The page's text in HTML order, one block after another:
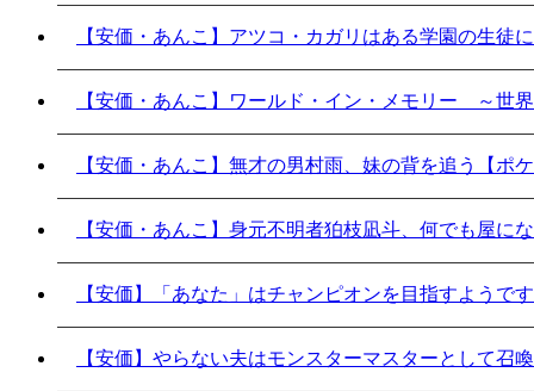
【安価・あんこ】アツコ・カガリはある学園の生徒
【安価・あんこ】ワールド・イン・メモリー ～世
【安価・あんこ】無才の男村雨、妹の背を追う【ポ
【安価・あんこ】身元不明者狛枝凪斗、何でも屋に
【安価】「あなた」はチャンピオンを目指すようで
【安価】やらない夫はモンスターマスターとして召